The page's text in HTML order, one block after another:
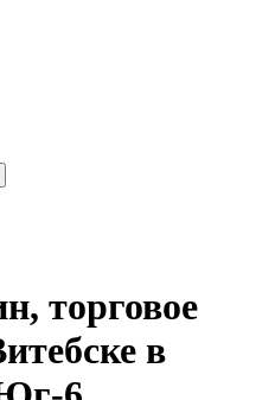
торговое
в